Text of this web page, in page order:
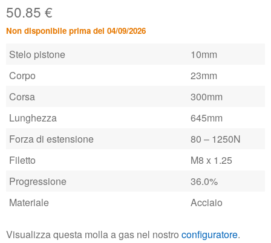
50.85 €
Non disponibile prima del 04/09/2026
Stelo pistone
10mm
Corpo
23mm
Corsa
300mm
Lunghezza
645mm
Forza di estensione
80 – 1250N
Filetto
M8 x 1.25
Progressione
36.0%
Materiale
Acciaio
Visualizza questa molla a gas nel nostro configuratore.